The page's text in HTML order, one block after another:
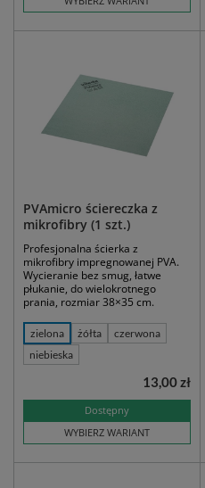
PVAmicro ściereczka z
mikrofibry (1 szt.)
Profesjonalna ścierka z
mikrofibry impregnowanej PVA.
Wycieranie bez smug, łatwe
płukanie, do wielokrotnego
prania, rozmiar 38×35 cm.
zielona żółta
czerwona
niebieska
Dostępny
WYBIERZ WARIANT
13,00 zł